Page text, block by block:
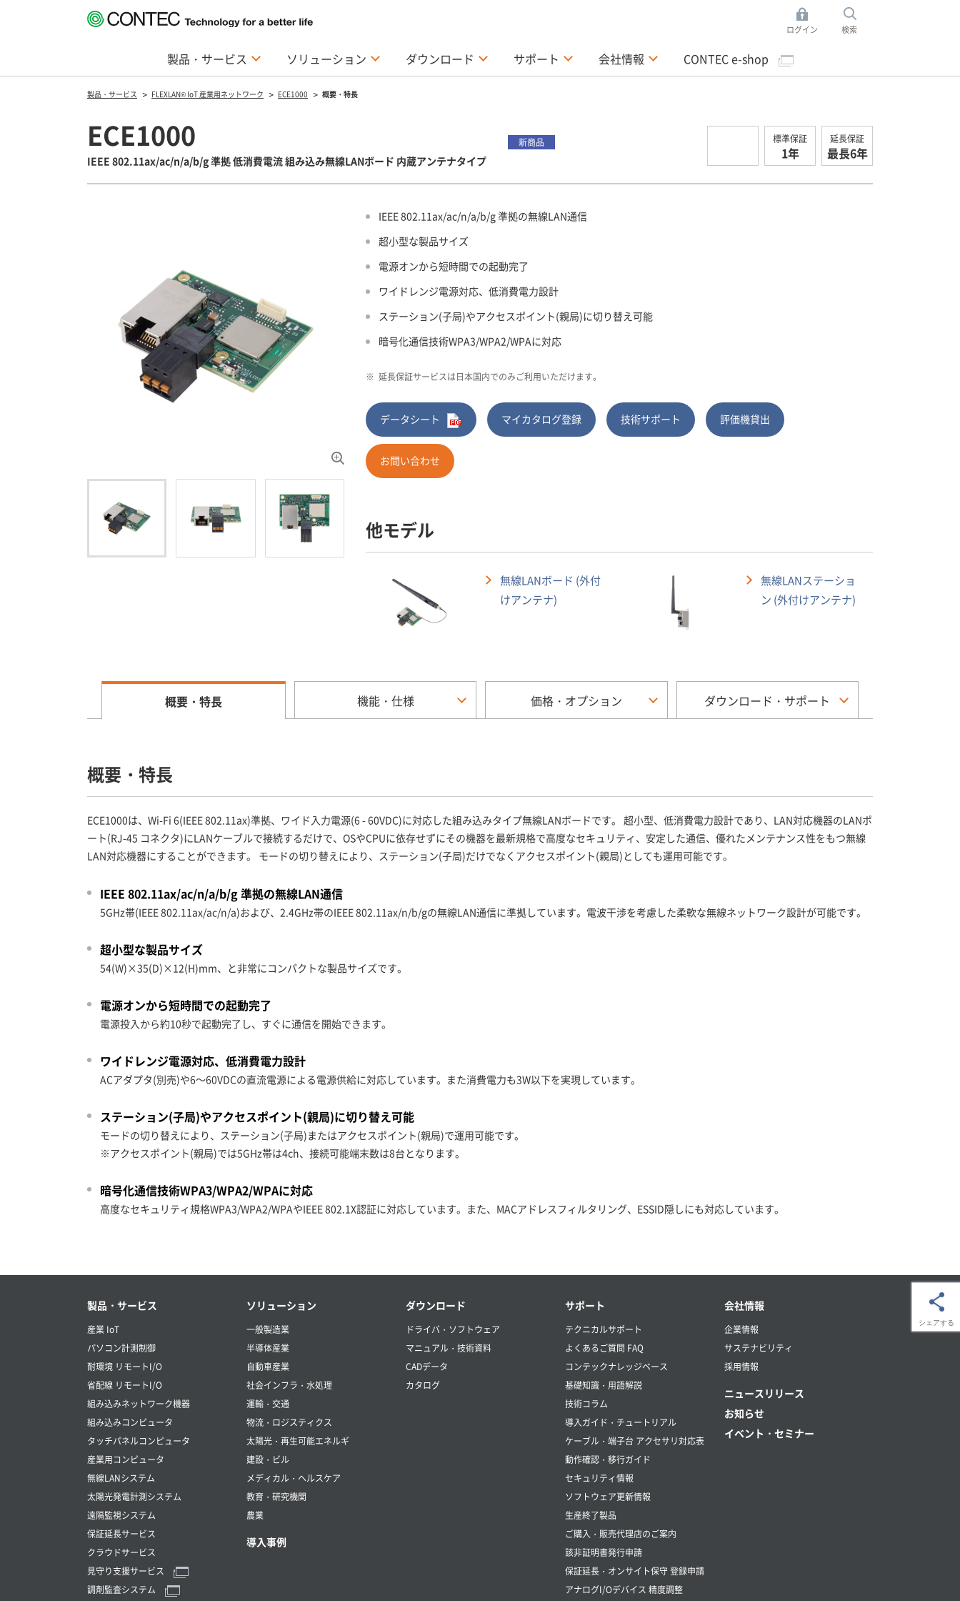
ログイン 検索
製品・サービス ソリューション ダウンロード サポート 会社情報 CONTEC e-shop
製品・サービス FLEXLAN® IoT 産業用ネットワーク ECE1000 概要・特長
ECE1000
IEEE 802.11ax/ac/n/a/b/g 準拠 低消費電流 組み込み無線LANボード 内蔵アンテナタイプ
新商品 標準保証
1年
延長保証
最長6年
IEEE 802.11ax/ac/n/a/b/g 準拠の無線LAN通信
超小型な製品サイズ
電源オンから短時間での起動完了
ワイドレンジ電源対応、低消費電力設計
ステーション(子局)やアクセスポイント(親局)に切り替え可能
暗号化通信技術WPA3/WPA2/WPAに対応
※ 延長保証サービスは日本国内でのみご利用いただけます。
データシート マイカタログ登録 技術サポート 評価機貸出
お問い合わせ
他モデル
無線LANボード (外付
けアンテナ)
無線LANステーショ
ン (外付けアンテナ)
概要・特長 機能・仕様 価格・オプション ダウンロード・サポート
概要・特長
ECE1000は、Wi-Fi 6(IEEE 802.11ax)準拠、ワイド入力電源(6 - 60VDC)に対応した組み込みタイプ無線LANボードです。 超小型、低消費電力設計であり、LAN対応機器のLANポ
ート(RJ-45 コネクタ)にLANケーブルで接続するだけで、OSやCPUに依存せずにその機器を最新規格で高度なセキュリティ、安定した通信、優れたメンテナンス性をもつ無線
LAN対応機器にすることができます。 モードの切り替えにより、ステーション(子局)だけでなくアクセスポイント(親局)としても運用可能です。
IEEE 802.11ax/ac/n/a/b/g 準拠の無線LAN通信
5GHz帯(IEEE 802.11ax/ac/n/a)および、2.4GHz帯のIEEE 802.11ax/n/b/gの無線LAN通信に準拠しています。電波干渉を考慮した柔軟な無線ネットワーク設計が可能です。
超小型な製品サイズ
54(W)×35(D)×12(H)mm、と非常にコンパクトな製品サイズです。
電源オンから短時間での起動完了
電源投入から約10秒で起動完了し、すぐに通信を開始できます。
ワイドレンジ電源対応、低消費電力設計
ACアダプタ(別売)や6～60VDCの直流電源による電源供給に対応しています。また消費電力も3W以下を実現しています。
ステーション(子局)やアクセスポイント(親局)に切り替え可能
モードの切り替えにより、ステーション(子局)またはアクセスポイント(親局)で運用可能です。
※アクセスポイント(親局)では5GHz帯は4ch、接続可能端末数は8台となります。
暗号化通信技術WPA3/WPA2/WPAに対応
高度なセキュリティ規格WPA3/WPA2/WPAやIEEE 802.1X認証に対応しています。また、MACアドレスフィルタリング、ESSID隠しにも対応しています。
シェアする
製品・サービス
産業 IoT
パソコン計測制御
耐環境 リモートI/O
省配線 リモートI/O
組み込みネットワーク機器
組み込みコンピュータ
タッチパネルコンピュータ
産業用コンピュータ
無線LANシステム
太陽光発電計測システム
遠隔監視システム
保証延長サービス
クラウドサービス
見守り支援サービス
調剤監査システム
ソリューション
一般製造業
半導体産業
自動車産業
社会インフラ・水処理
運輸・交通
物流・ロジスティクス
太陽光・再生可能エネルギ
建設・ビル
メディカル・ヘルスケア
教育・研究機関
農業
導入事例
ダウンロード
ドライバ・ソフトウェア
マニュアル・技術資料
CADデータ
カタログ
サポート
テクニカルサポート
よくあるご質問 FAQ
コンテックナレッジベース
基礎知識・用語解説
技術コラム
導入ガイド・チュートリアル
ケーブル・端子台 アクセサリ対応表
動作確認・移行ガイド
セキュリティ情報
ソフトウェア更新情報
生産終了製品
ご購入・販売代理店のご案内
該非証明書発行申請
保証延長・オンサイト保守 登録申請
アナログI/Oデバイス 精度調整
会社情報
企業情報
サステナビリティ
採用情報
ニュースリリース
お知らせ
イベント・セミナー